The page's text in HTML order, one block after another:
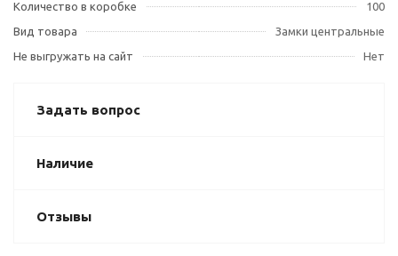
Количество в коробке
100
Вид товара
Замки центральные
Не выгружать на сайт
Нет
Задать вопрос
Наличие
Отзывы